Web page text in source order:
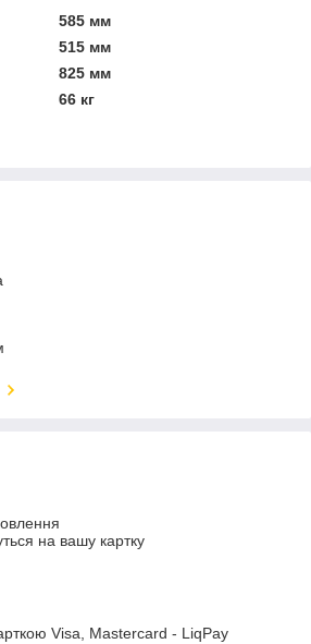
585 мм
515 мм
825 мм
66 кг
на вашу картку
Visa, Mastercard - LiqPay